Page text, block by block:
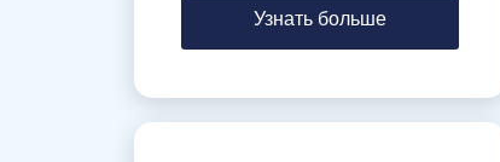
Узнать больше